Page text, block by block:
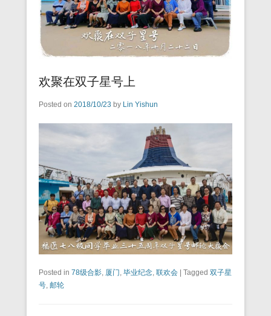
欢聚在双子星号上
Posted on 2018/10/23 by Lin Yishun
Posted in 78级合影, 厦门, 毕业纪念, 联欢会 Tagged 双子星
号, 邮轮